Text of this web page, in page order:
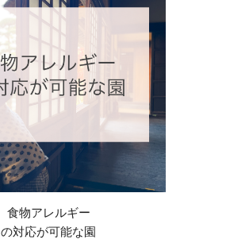
食物アレルギー
の対応が可能な園